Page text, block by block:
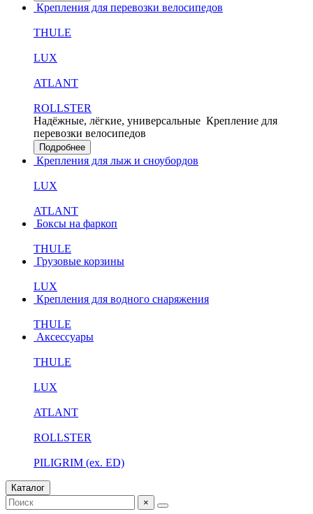
Крепления для перевозки велосипедов
THULE
LUX
ATLANT
ROLLSTER
Надёжные, лёгкие, универсальные Крепление для
перевозки велосипедов
Подробнее
Крепления для лыж и сноубордов
LUX
ATLANT
Боксы на фаркоп
THULE
Грузовые корзины
LUX
Крепления для водного снаряжения
THULE
Аксессуары
THULE
LUX
ATLANT
ROLLSTER
PILIGRIM (ex. ED)
Каталог
×